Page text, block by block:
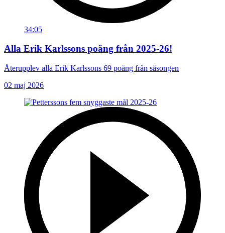
34:05
Alla Erik Karlssons poäng från 2025-26!
Återupplev alla Erik Karlssons 69 poäng från säsongen
02 maj 2026